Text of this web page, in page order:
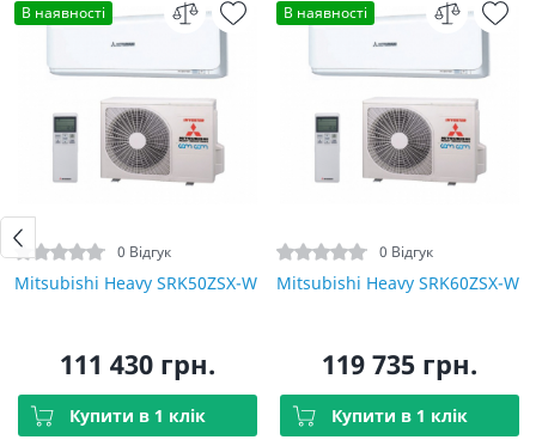
В наявності
0 Відгук
Mitsubishi Heavy SRK50ZSX-W
111 430 грн.
Купити в 1 клік
В наявності
0 Відгук
Mitsubishi Heavy SRK60ZSX-W
119 735 грн.
Купити в 1 клік